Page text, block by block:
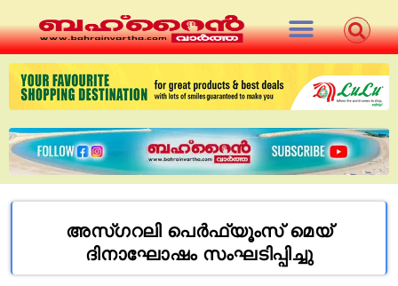
അസ്ഗറലി പെർഫ്യൂംസ്‌ മെയ്‌
ദിനാഘോഷം സംഘടിപ്പിച്ചു